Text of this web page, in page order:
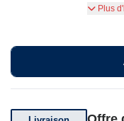
Utilisez
de